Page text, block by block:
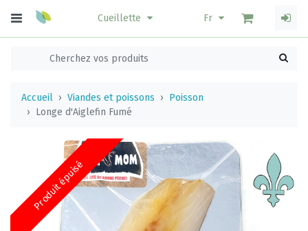
Cueillette Fr
Accueil Viandes et poissons
Poisson
Longe d'Aiglefin Fumé
Produit épuisé